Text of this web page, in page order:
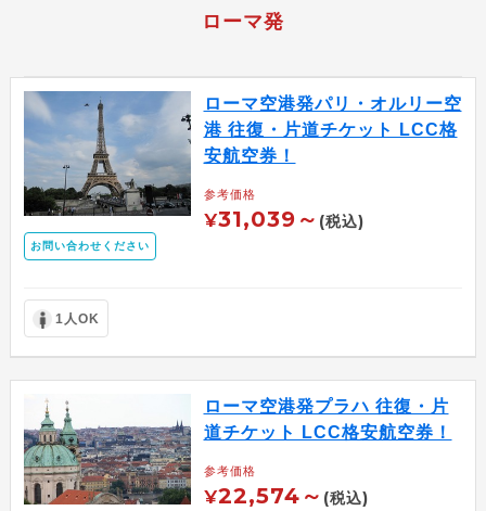
ローマ発
お問い合わせください
ローマ空港発パリ・オルリー空
港 往復・片道チケット LCC格
安航空券！
参考価格
¥31,039～ (税込)
1人OK
ローマ空港発プラハ 往復・片
道チケット LCC格安航空券！
参考価格
¥22,574～ (税込)